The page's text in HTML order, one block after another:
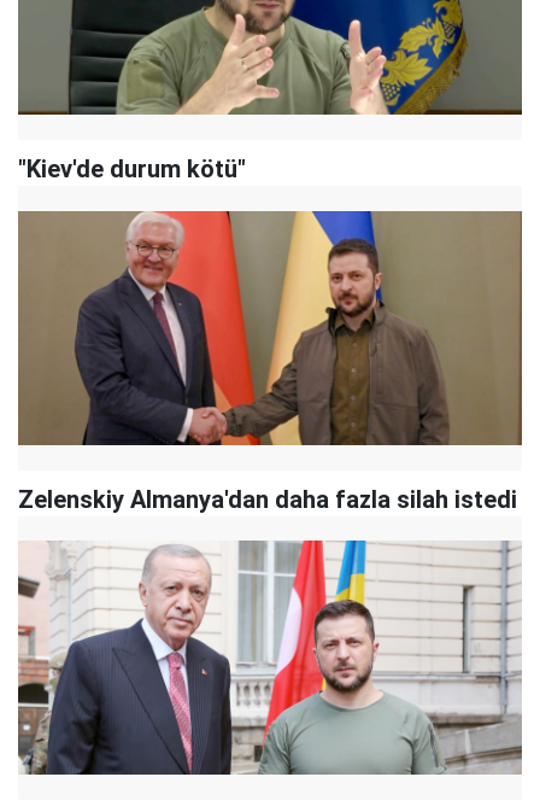
"Kiev'de durum kötü"
Zelenskiy Almanya'dan daha fazla silah istedi